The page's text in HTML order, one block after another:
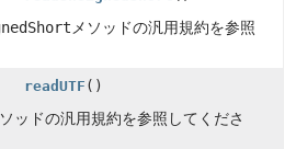
メソッドの汎用規約を参照
readUTF ()
ソッドの汎用規約を参照してくださ